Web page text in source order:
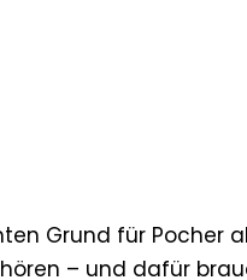
Grund für Pocher
– und dafür